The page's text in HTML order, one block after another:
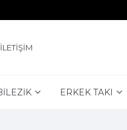
İLETİŞİM
ERKEK TAKI